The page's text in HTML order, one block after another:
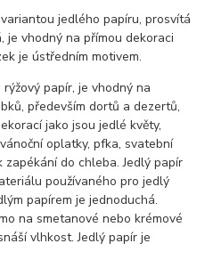
jedlého papíru, prosvítá
je vhodný na přímou dekoraci
je ústředním motivem.
papír, je vhodný na
především dortů a dezertů,
jako jsou jedlé květy,
oplatky, pfka, svatební
do chleba. Jedlý papír
používaného pro jedlý
papírem je jednoduchá.
na smetanové nebo krémové
vlhkost. Jedlý papír je